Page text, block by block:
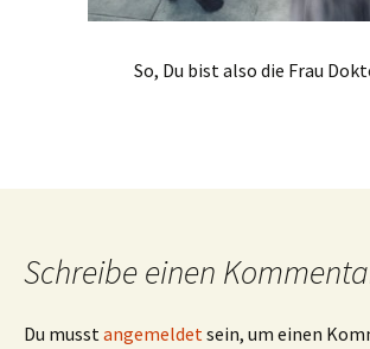
So, Du bist also die Frau
Schreibe einen
Du musstangemeldetsein, um einen